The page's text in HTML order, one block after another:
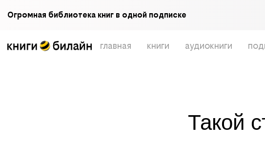
Огромная библиотека книг в одной подписке
главная книги аудиокниги
Такой